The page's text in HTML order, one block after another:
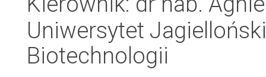
Uniwersytet
Biotechnologii